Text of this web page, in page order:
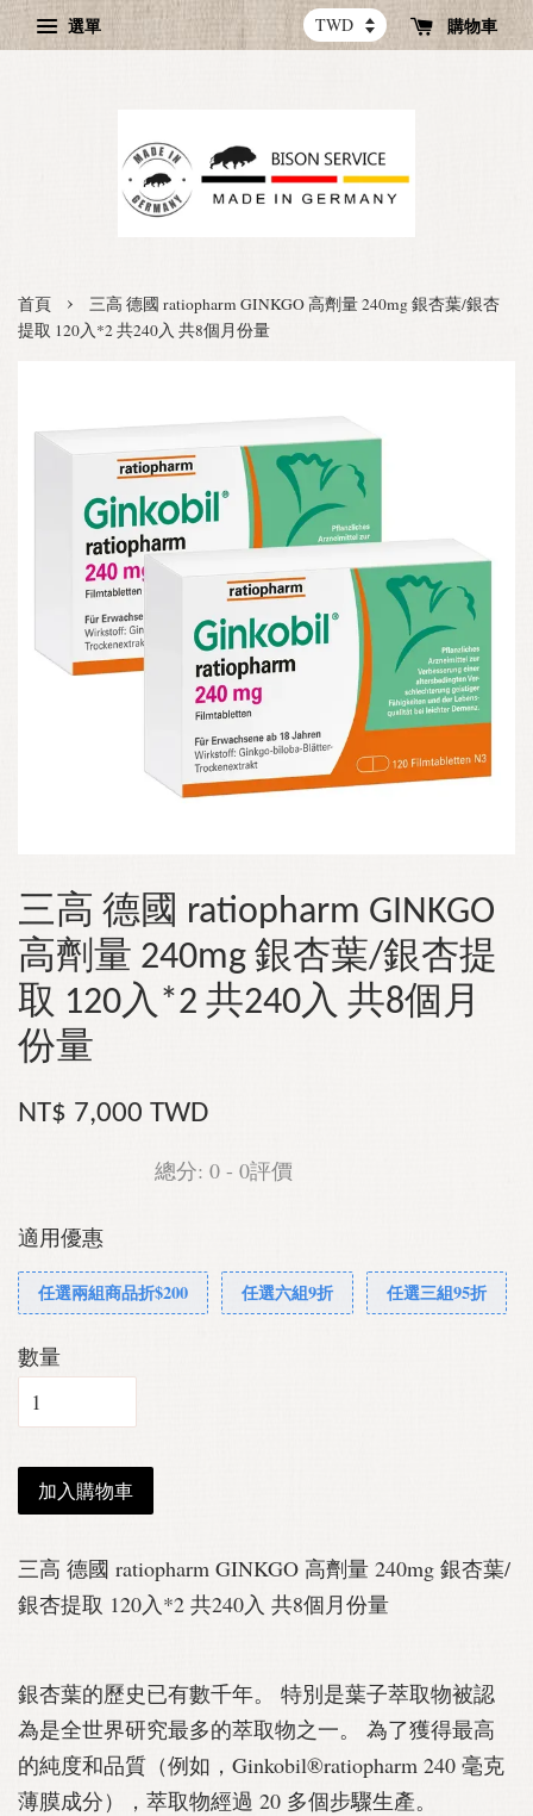
選單 購物車
首頁 ›
三高 德國 ratiopharm GINKGO 高劑量 240mg 銀杏葉/銀杏
提取 120入*2 共240入 共8個月份量
三高 德國 ratiopharm GINKGO
高劑量 240mg 銀杏葉/銀杏提
取 120入*2 共240入 共8個月
份量
NT$ 7,000 TWD
總分: 0 - 0評價
適用優惠
任選兩組商品折$200 任選六組9折 任選三組95折
數量
加入購物車
三高 德國 ratiopharm GINKGO 高劑量 240mg 銀杏葉/
銀杏提取 120入*2 共240入 共8個月份量
銀杏葉的歷史已有數千年。 特別是葉子萃取物被認
為是全世界研究最多的萃取物之一。 為了獲得最高
的純度和品質（例如，Ginkobil®ratiopharm 240 毫克
薄膜成分），萃取物經過 20 多個步驟生產。